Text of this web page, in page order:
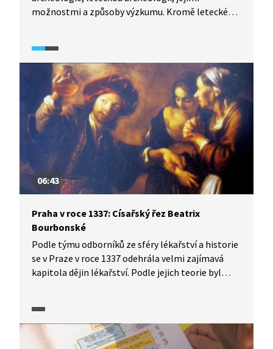
možnostmi a způsoby výzkumu. Kromě letecké
archeologií kombinovat.
06:43
Praha v roce 1337: Císařský řez Beatrix
Bourbonské
Podle týmu odborníků ze sféry lékařství a historie
se v Praze v roce 1337 odehrála velmi zajímavá
kapitola dějin lékařství. Podle jejich teorie byl
a současně i matka. Jednalo se o Beatrix
Bourbonskou, druhou manželku Jana
Lucemburského, která porodila syna Václava,